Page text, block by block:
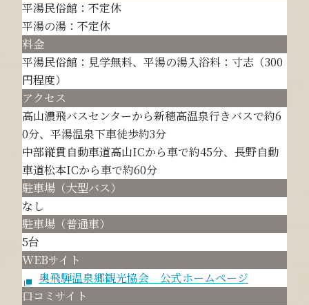
平湯民俗館：不定休
平湯の湯：不定休
料金
平湯民俗館：見学無料、平湯の湯入浴料：寸志（300
円程度）
アクセス
高山濃飛バスセンターから新穂高温泉行きバスで約6
0分、平湯温泉下車徒歩約3分
中部縦貫自動車道高山ICから車で約45分、長野自動
車道松本ICから車で約60分
駐車場（大型バス）
なし
駐車場（普通車）
5台
WEBサイト
奥飛騨温泉郷観光協会 公式ホームページ
口コミサイト